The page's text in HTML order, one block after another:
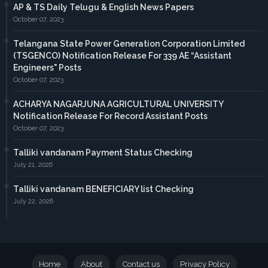
AP & TS Daily Telugu & English News Papers
October 07, 2023
Telangana State Power Generation Corporation Limited
(TSGENCO) Notification Release For 339 AE “Assistant
Engineers" Posts
October 07, 2023
ACHARYA NAGARJUNA AGRICULTURAL UNIVERSITY
Notification Release For Record Assistant Posts
October 07, 2023
Talliki vandanam Payment Status Checking
July 21, 2026
Talliki vandanam BENEFICIARY list Checking
July 22, 2026
Home About Contact us Privacy Policy